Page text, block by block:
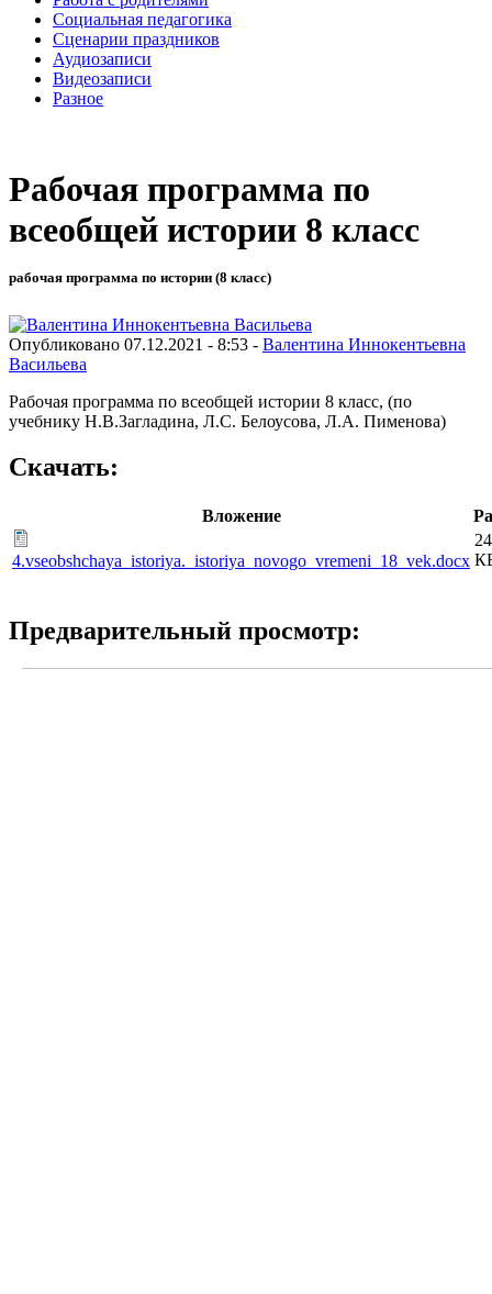
Социальная педагогика
Сценарии праздников
Аудиозаписи
Видеозаписи
Разное
Рабочая программа по
всеобщей истории 8 класс
рабочая программа по истории (8 класс)
Опубликовано 07.12.2021 - 8:53 - Валентина Иннокентьевна
Васильева
Рабочая программа по всеобщей истории 8 класс, (по
учебнику Н.В.Загладина, Л.С. Белоусова, Л.А. Пименова)
Скачать:
Вложение
4.vseobshchaya_istoriya._istoriya_novogo_vremeni_18_vek.docx
Предварительный просмотр: